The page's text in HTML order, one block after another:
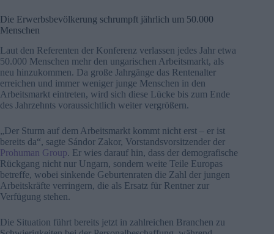
Die Erwerbsbevölkerung schrumpft jährlich um 50.000
Menschen
Laut den Referenten der Konferenz verlassen jedes Jahr etwa
50.000 Menschen mehr den ungarischen Arbeitsmarkt, als
neu hinzukommen. Da große Jahrgänge das Rentenalter
erreichen und immer weniger junge Menschen in den
Arbeitsmarkt eintreten, wird sich diese Lücke bis zum Ende
des Jahrzehnts voraussichtlich weiter vergrößern.
„Der Sturm auf dem Arbeitsmarkt kommt nicht erst – er ist
bereits da“, sagte Sándor Zakor, Vorstandsvorsitzender der
Prohuman Group. Er wies darauf hin, dass der demografische
Rückgang nicht nur Ungarn, sondern weite Teile Europas
betreffe, wobei sinkende Geburtenraten die Zahl der jungen
Arbeitskräfte verringern, die als Ersatz für Rentner zur
Verfügung stehen.
Die Situation führt bereits jetzt in zahlreichen Branchen zu